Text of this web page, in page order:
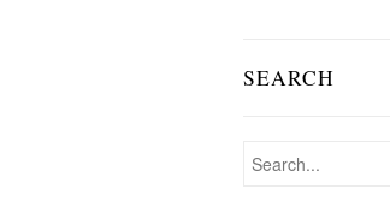
SEARCH